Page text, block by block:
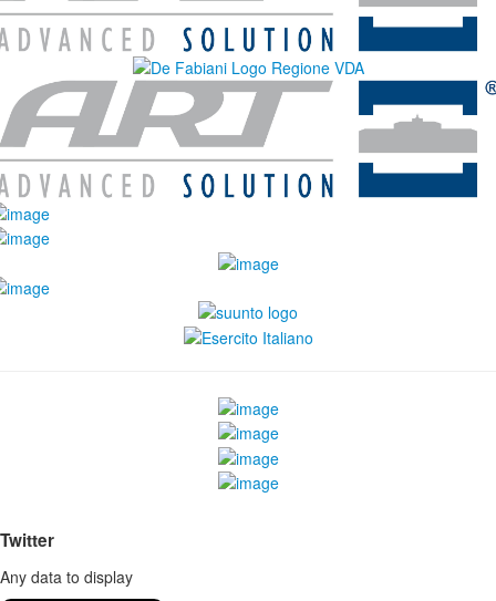
Twitter
Any data to display